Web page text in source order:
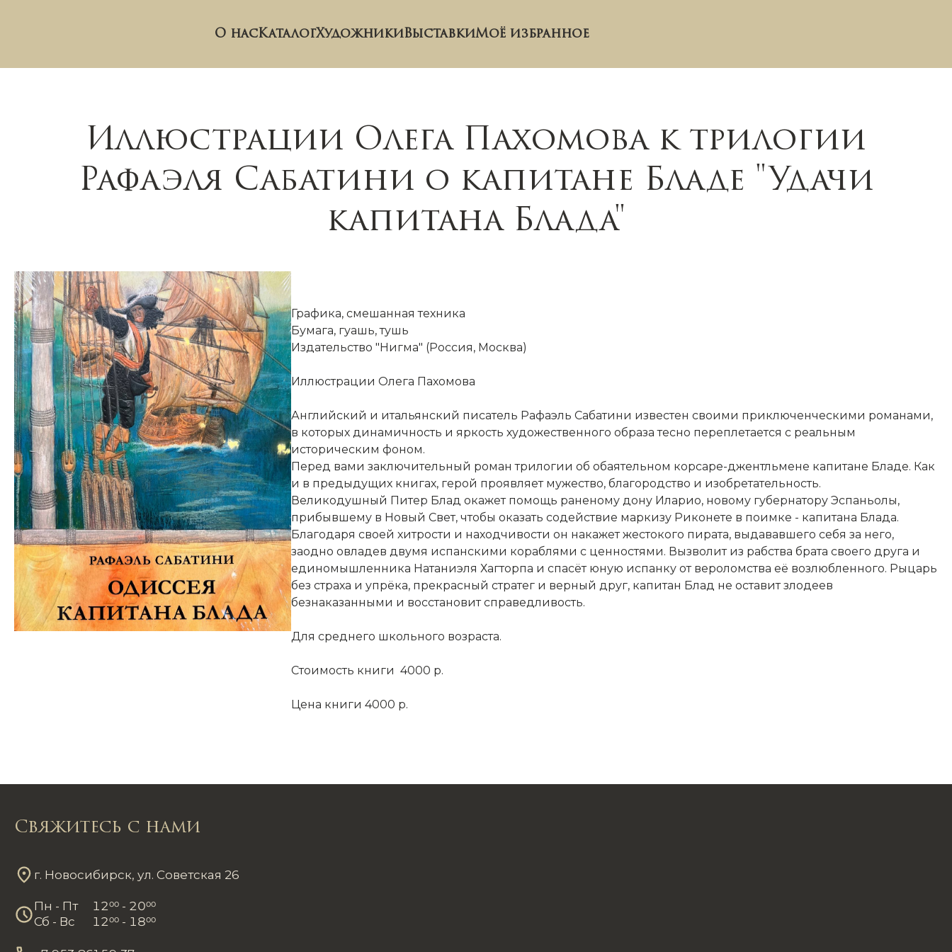
О насКаталогХудожникиВыставкиМоё избранное
Иллюстрации Олега Пахомова к трилогии
Рафаэля Сабатини о капитане Бладе "Удачи
капитана Блада"
Графика, смешанная техника
Бумага, гуашь, тушь
Издательство "Нигма" (Россия, Москва)
Иллюстрации Олега Пахомова
Английский и итальянский писатель Рафаэль Сабатини известен своими приключенческими романами,
в которых динамичность и яркость художественного образа тесно переплетается с реальным
историческим фоном.
Перед вами заключительный роман трилогии об обаятельном корсаре-джентльмене капитане Бладе. Как
и в предыдущих книгах, герой проявляет мужество, благородство и изобретательность.
Великодушный Питер Блад окажет помощь раненому дону Иларио, новому губернатору Эспаньолы,
прибывшему в Новый Свет, чтобы оказать содействие маркизу Риконете в поимке - капитана Блада.
Благодаря своей хитрости и находчивости он накажет жестокого пирата, выдававшего себя за него,
заодно овладев двумя испанскими кораблями с ценностями. Вызволит из рабства брата своего друга и
единомышленника Натаниэля Хагторпа и спасёт юную испанку от вероломства её возлюбленного. Рыцарь
без страха и упрёка, прекрасный стратег и верный друг, капитан Блад не оставит злодеев
безнаказанными и восстановит справедливость.
Для среднего школьного возраста.
Стоимость книги 4000 р.
Цена книги 4000 р.
Свяжитесь с нами
г. Новосибирск, ул. Советская 26
Пн - Пт 1200 - 2000
Сб - Вс
1200 - 1800